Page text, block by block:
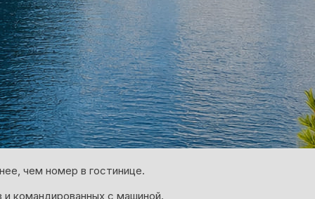
чем номер в гостинице.
командированных с машиной.